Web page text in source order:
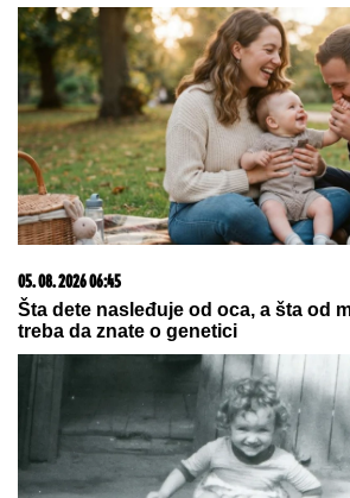
05. 08. 2026 06:45
Šta dete nasleđuje od oca, a šta od
treba da znate o genetici